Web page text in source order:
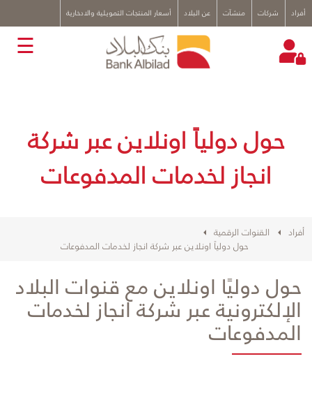
أفراد شركات منشآت عن البلاد أسعار المنتجات التمويلية والادخارية x☰
حول دولياً اونلاين عبر شركة
انجاز لخدمات المدفوعات
أفراد
القنوات الرقمية
حول دولياً اونلاين عبر شركة انجاز لخدمات المدفوعات
حول دوليًا اونلاين مع قنوات البلاد
الإلكترونية عبر شركة انجاز لخدمات
المدفوعات